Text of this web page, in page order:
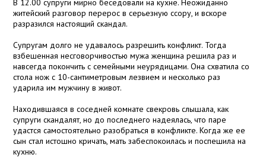
В 12.00 супруги мирно беседовали на кухне. Неожиданно
житейский разговор перерос в серьезную ссору, и вскоре
разразился настоящий скандал.
Супругам долго не удавалось разрешить конфликт. Тогда
взбешенная несговорчивостью мужа женщина решила раз и
навсегда покончить с семейными неурядицами. Она схватила со
стола нож с 10-сантиметровым лезвием и несколько раз
ударила им мужчину в живот.
Находившаяся в соседней комнате свекровь слышала, как
супруги скандалят, но до последнего надеялась, что паре
удастся самостоятельно разобраться в конфликте. Когда же ее
сын стал истошно кричать, мать забеспокоилась и поспешила на
кухню.